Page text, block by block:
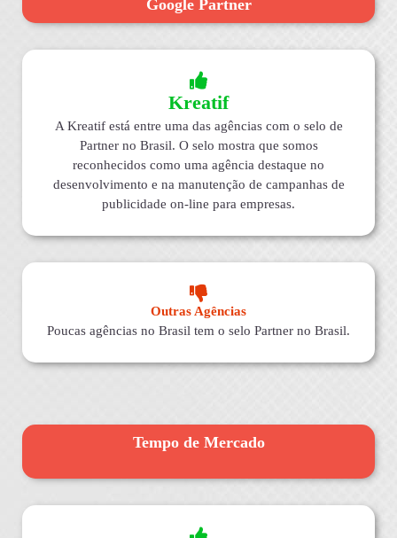
Google Partner
Kreatif
A Kreatif está entre uma das agências com o selo de
Partner no Brasil. O selo mostra que somos
reconhecidos como uma agência destaque no
desenvolvimento e na manutenção de campanhas de
publicidade on-line para empresas.
Outras Agências
Poucas agências no Brasil tem o selo Partner no Brasil.
Tempo de Mercado